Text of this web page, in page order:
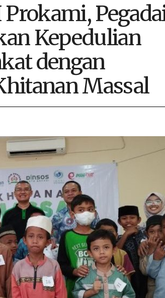
Kepedulian
dengan
Massal